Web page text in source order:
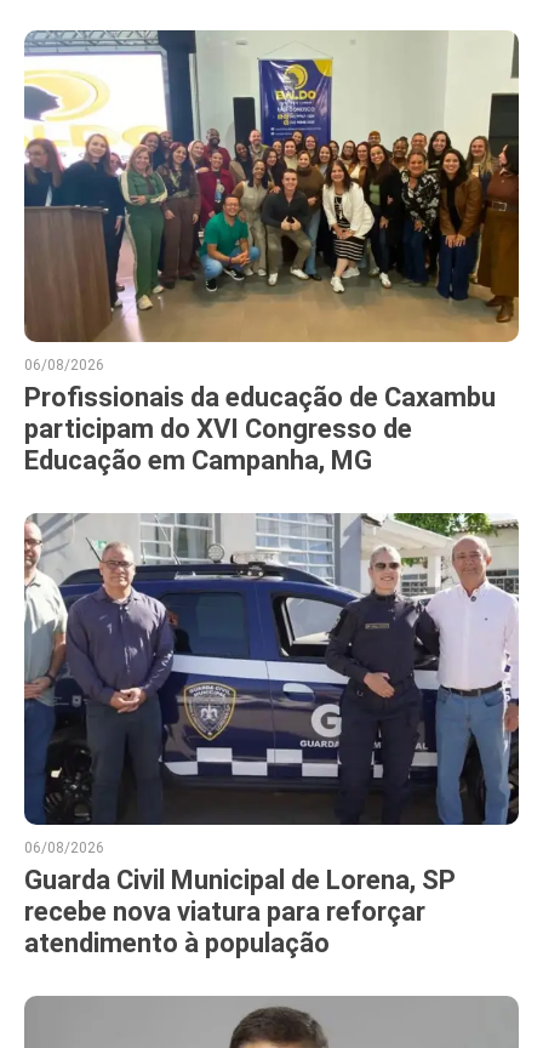
06/08/2026
Profissionais da educação de Caxambu
participam do XVI Congresso de
Educação em Campanha, MG
06/08/2026
Guarda Civil Municipal de Lorena, SP
recebe nova viatura para reforçar
atendimento à população